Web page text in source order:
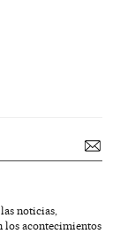
noticias,
los acontecimientos